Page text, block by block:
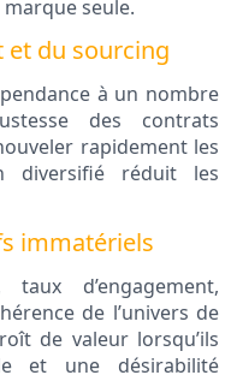
seule.
et du sourcing
à un nombre
des contrats
rapidement les
diversifié réduit les
immatériels
d’engagement,
de l’univers de
de valeur lorsqu’ils
et une désirabilité